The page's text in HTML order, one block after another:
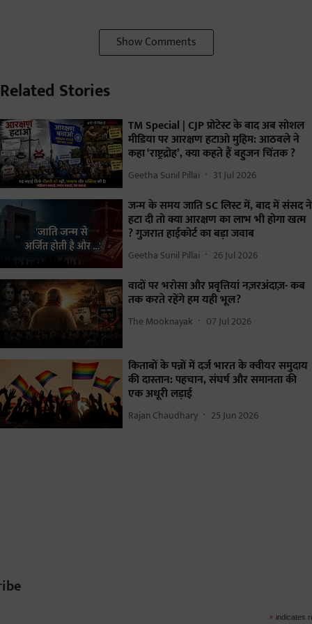
Show Comments
Related Stories
TM Special | CJP प्रोटेस्ट के बाद अब सोशल
मीडिया पर आरक्षण हटाओ मुहिम: आठवले ने
कहा ‘राष्ट्रद्रोह’, क्या कहते हैं बहुजन चिंतक ?
Geetha Sunil Pillai 31 Jul 2026
जन्म के समय जाति SC लिस्ट में, बाद में संसद ने
हटा दी तो क्या आरक्षण का लाभ भी होगा खत्म
? गुजरात हाईकोर्ट का बड़ा जवाब
Geetha Sunil Pillai 26 Jul 2026
वादों पर भरोसा और प्रवृत्तियां नज़रअंदाज़- कब
तक करते रहेंगे हम यही भूल?
The Mooknayak 07 Jul 2026
किताबों के पन्नों में दर्ज भारत के क्वीयर समुदाय
की दास्तान: पहचान, संघर्ष और समानता की
एक अधूरी लड़ाई
Rajan Chaudhary 25 Jun 2026
* indicates